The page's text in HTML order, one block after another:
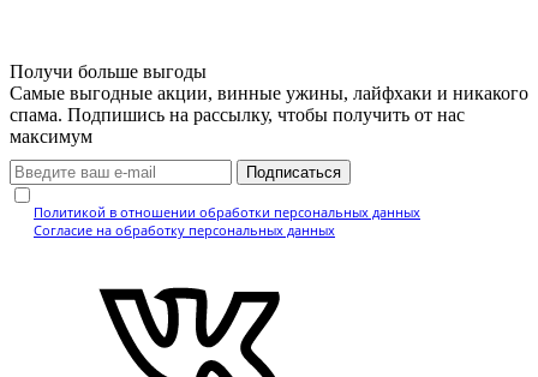
Получи больше выгоды
Самые выгодные акции, винные ужины, лайфхаки и никакого
спама. Подпишись на рассылку, чтобы получить от нас
максимум
Подписаться
Политикой в отношении обработки персональных данных
Согласие на обработку персональных данных